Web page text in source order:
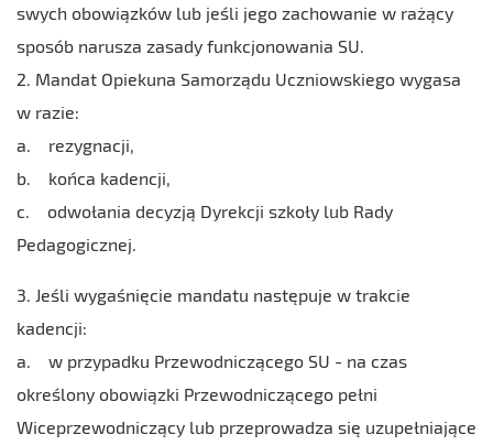
swych obowiązków lub jeśli jego zachowanie w rażący
sposób narusza zasady funkcjonowania SU.
2. Mandat Opiekuna Samorządu Uczniowskiego wygasa
w razie:
a. rezygnacji,
b. końca kadencji,
c. odwołania decyzją Dyrekcji szkoły lub Rady
Pedagogicznej.
3. Jeśli wygaśnięcie mandatu następuje w trakcie
kadencji:
a. w przypadku Przewodniczącego SU - na czas
określony obowiązki Przewodniczącego pełni
Wiceprzewodniczący lub przeprowadza się uzupełniające